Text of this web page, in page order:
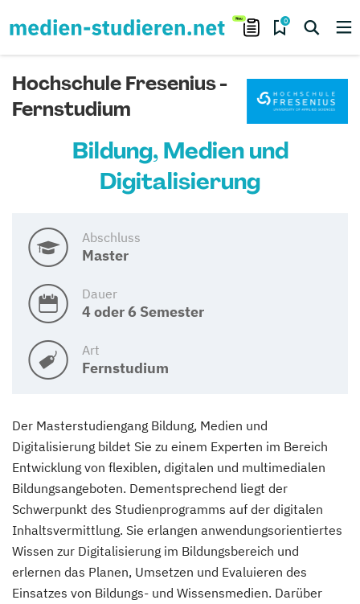
0
Hochschule Fresenius -
Fernstudium
Bildung, Medien und
Digitalisierung
Abschluss
Master
Dauer
4 oder 6 Semester
Art
Fernstudium
Der Masterstudiengang Bildung, Medien und
Digitalisierung bildet Sie zu einem Experten im Bereich
Entwicklung von flexiblen, digitalen und multimedialen
Bildungsangeboten. Dementsprechend liegt der
Schwerpunkt des Studienprogramms auf der digitalen
Inhaltsvermittlung. Sie erlangen anwendungsorientiertes
Wissen zur Digitalisierung im Bildungsbereich und
erlernen das Planen, Umsetzen und Evaluieren des
Einsatzes von Bildungs- und Wissensmedien. Darüber